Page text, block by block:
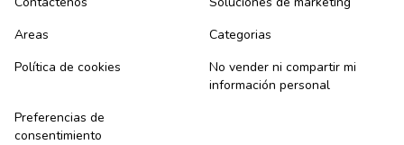
Areas
Categorias
Política de cookies
No vender ni compartir mi
información personal
Preferencias de
consentimiento